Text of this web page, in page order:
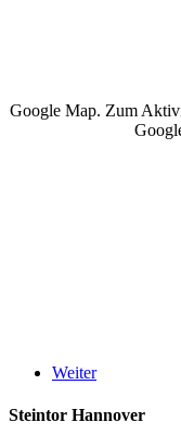
Google Map. Zum
Weiter
Steintor Hannover